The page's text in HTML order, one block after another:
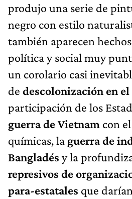
produjo una serie de
negro con estilo
también aparecen
política y social muy
un corolario casi
de descolonización en
participación de los
guerra de Vietnam con
químicas, la guerra de
Bangladés y la
represivos de
para-estatales que